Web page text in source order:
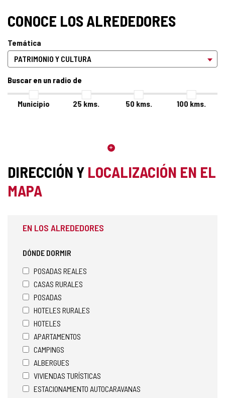
CONOCE LOS ALREDEDORES
Temática
Buscar en un radio de
Municipio 25 kms. 50 kms. 100 kms.
DIRECCIÓN Y LOCALIZACIÓN EN EL
MAPA
EN LOS ALREDEDORES
DÓNDE DORMIR
POSADAS REALES
CASAS RURALES
POSADAS
HOTELES RURALES
HOTELES
APARTAMENTOS
CAMPINGS
ALBERGUES
VIVIENDAS TURÍSTICAS
ESTACIONAMIENTO AUTOCARAVANAS